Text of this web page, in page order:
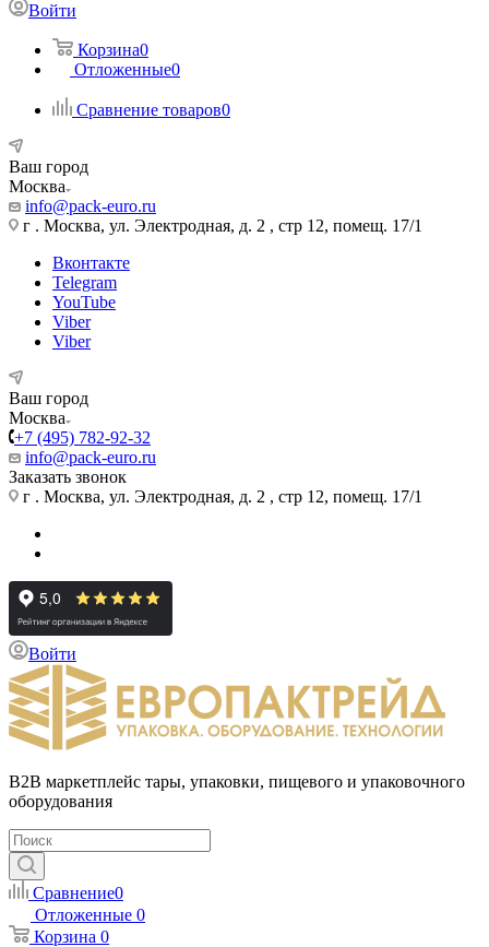
Войти
Корзина0
Отложенные0
Сравнение товаров0
Ваш город
Москва
info@pack-euro.ru
г . Москва, ул. Электродная, д. 2 , стр 12, помещ. 17/1
Вконтакте
Telegram
YouTube
Viber
Viber
Ваш город
Москва
+7 (495) 782-92-32
info@pack-euro.ru
Заказать звонок
г . Москва, ул. Электродная, д. 2 , стр 12, помещ. 17/1
Войти
B2B маркетплейс тары, упаковки, пищевого и упаковочного
оборудования
Сравнение0
Отложенные 0
Корзина 0